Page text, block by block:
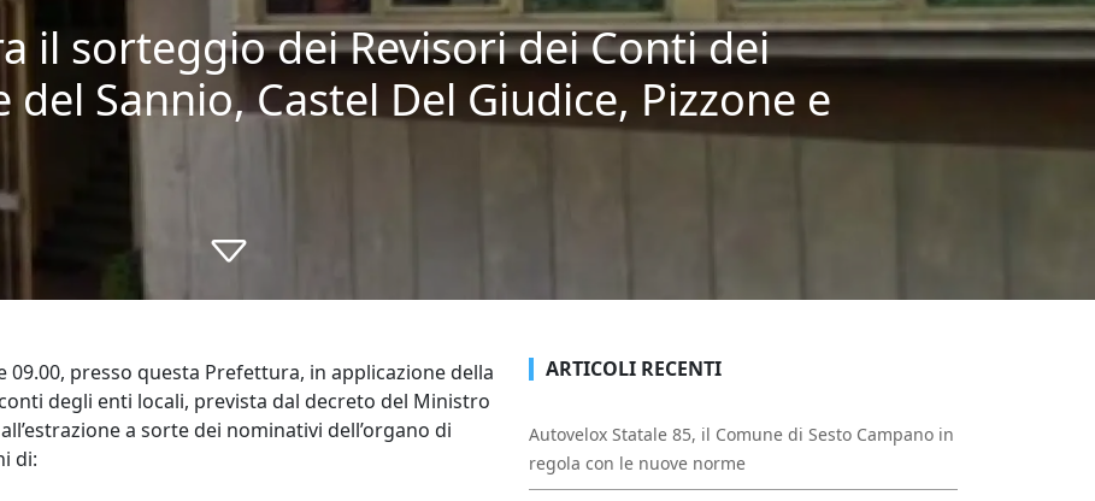
il sorteggio dei Revisori dei Conti dei
Sannio, Castel Del Giudice, Pizzone e
09.00, presso questa Prefettura, in applicazione della
degli enti locali, prevista dal decreto del Ministro
a sorte dei nominativi dell’organo di
di:
ARTICOLI RECENTI
Autovelox Statale 85, il Comune di Sesto Campano in
regola con le nuove norme